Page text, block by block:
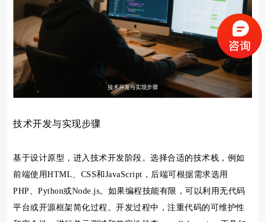
技术开发与实现步骤
基于设计原型，进入技术开发阶段。选择合适的技术栈，例如
前端使用HTML、CSS和JavaScript，后端可根据需求选用
PHP、Python或Node.js。如果编程技能有限，可以利用无代码
平台或开源框架简化过程。开发过程中，注重代码的可维护性